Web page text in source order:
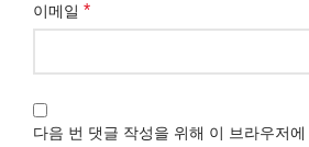
이메일 *
다음 번 댓글 작성을 위해 이 브라우저